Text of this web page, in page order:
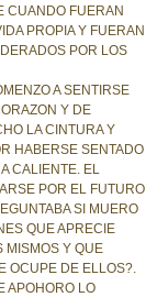
CUANDO FUERAN
PROPIA Y FUERAN
POR LOS
A SENTIRSE
Y DE
LA CINTURA Y
HABERSE SENTADO
CALIENTE. EL
POR EL FUTURO
SI MUERO
QUE APRECIE
MISMOS Y QUE
OCUPE DE ELLOS?.
APOHORO LO